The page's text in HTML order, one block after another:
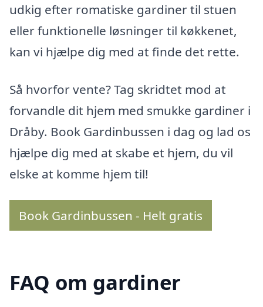
udkig efter romatiske gardiner til stuen
eller funktionelle løsninger til køkkenet,
kan vi hjælpe dig med at finde det rette.
Så hvorfor vente? Tag skridtet mod at
forvandle dit hjem med smukke gardiner i
Dråby. Book Gardinbussen i dag og lad os
hjælpe dig med at skabe et hjem, du vil
elske at komme hjem til!
Book Gardinbussen - Helt gratis
FAQ om gardiner